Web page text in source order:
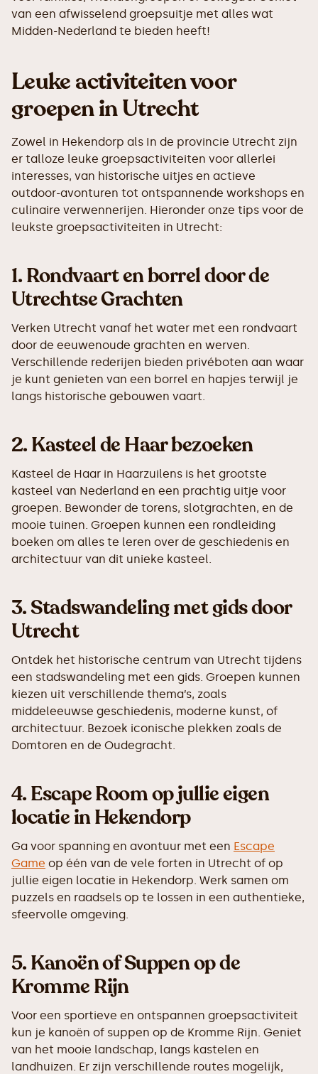
van een afwisselend groepsuitje met alles wat
Midden-Nederland te bieden heeft!
Leuke activiteiten voor
groepen in Utrecht
Zowel in Hekendorp als In de provincie Utrecht zijn
er talloze leuke groepsactiviteiten voor allerlei
interesses, van historische uitjes en actieve
outdoor-avonturen tot ontspannende workshops en
culinaire verwennerijen. Hieronder onze tips voor de
leukste groepsactiviteiten in Utrecht:
1.Rondvaart en borrel door de
Utrechtse Grachten
Verken Utrecht vanaf het water met een rondvaart
door de eeuwenoude grachten en werven.
Verschillende rederijen bieden privéboten aan waar
je kunt genieten van een borrel en hapjes terwijl je
langs historische gebouwen vaart.
2.Kasteel de Haar bezoeken
Kasteel de Haar in Haarzuilens is het grootste
kasteel van Nederland en een prachtig uitje voor
groepen. Bewonder de torens, slotgrachten, en de
mooie tuinen. Groepen kunnen een rondleiding
boeken om alles te leren over de geschiedenis en
architectuur van dit unieke kasteel.
3.Stadswandeling met gids door
Utrecht
Ontdek het historische centrum van Utrecht tijdens
een stadswandeling met een gids. Groepen kunnen
kiezen uit verschillende thema’s, zoals
middeleeuwse geschiedenis, moderne kunst, of
architectuur. Bezoek iconische plekken zoals de
Domtoren en de Oudegracht.
4.Escape Room op jullie eigen
locatie in Hekendorp
Ga voor spanning en avontuur met een Escape
Game op één van de vele forten in Utrecht of op
jullie eigen locatie in Hekendorp. Werk samen om
puzzels en raadsels op te lossen in een authentieke,
sfeervolle omgeving.
5.Kanoën of Suppen op de
Kromme Rijn
Voor een sportieve en ontspannen groepsactiviteit
kun je kanoën of suppen op de Kromme Rijn. Geniet
van het mooie landschap, langs kastelen en
landhuizen. Er zijn verschillende routes mogelijk,